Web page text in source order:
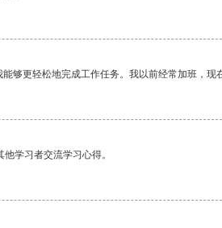
够更轻松地完成工作任务。我以前经常加班，现
学习者交流学习心得。